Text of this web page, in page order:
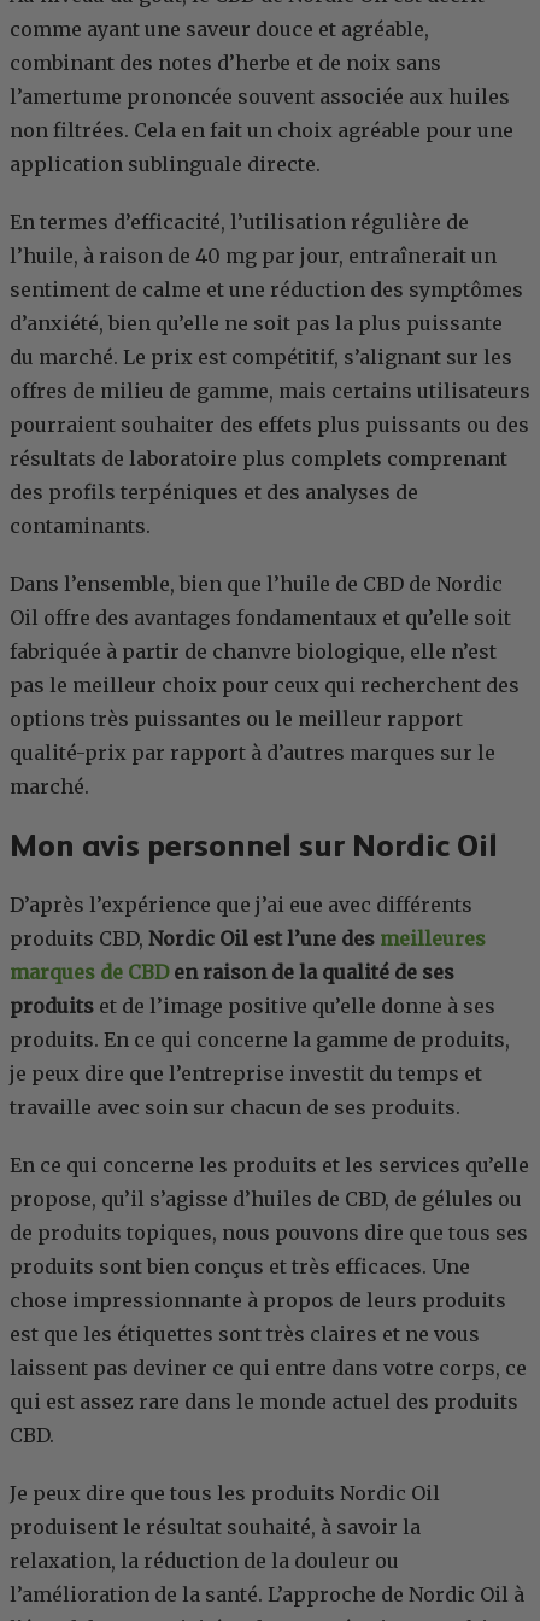
comme ayant une saveur douce et agréable,
combinant des notes d’herbe et de noix sans
l’amertume prononcée souvent associée aux huiles
non filtrées. Cela en fait un choix agréable pour une
application sublinguale directe.
En termes d’efficacité, l’utilisation régulière de
l’huile, à raison de 40 mg par jour, entraînerait un
sentiment de calme et une réduction des symptômes
d’anxiété, bien qu’elle ne soit pas la plus puissante
du marché. Le prix est compétitif, s’alignant sur les
offres de milieu de gamme, mais certains utilisateurs
pourraient souhaiter des effets plus puissants ou des
résultats de laboratoire plus complets comprenant
des profils terpéniques et des analyses de
contaminants.
Dans l’ensemble, bien que l’huile de CBD de Nordic
Oil offre des avantages fondamentaux et qu’elle soit
fabriquée à partir de chanvre biologique, elle n’est
pas le meilleur choix pour ceux qui recherchent des
options très puissantes ou le meilleur rapport
qualité-prix par rapport à d’autres marques sur le
marché.
Mon avis personnel sur Nordic Oil
D’après l’expérience que j’ai eue avec différents
produits CBD, Nordic Oil est l’une des meilleures
marques de CBDen raison de la qualité de ses
produits et de l’image positive qu’elle donne à ses
produits. En ce qui concerne la gamme de produits,
je peux dire que l’entreprise investit du temps et
travaille avec soin sur chacun de ses produits.
En ce qui concerne les produits et les services qu’elle
propose, qu’il s’agisse d’huiles de CBD, de gélules ou
de produits topiques, nous pouvons dire que tous ses
produits sont bien conçus et très efficaces. Une
chose impressionnante à propos de leurs produits
est que les étiquettes sont très claires et ne vous
laissent pas deviner ce qui entre dans votre corps, ce
qui est assez rare dans le monde actuel des produits
CBD.
Je peux dire que tous les produits Nordic Oil
produisent le résultat souhaité, à savoir la
relaxation, la réduction de la douleur ou
l’amélioration de la santé. L’approche de Nordic Oil à